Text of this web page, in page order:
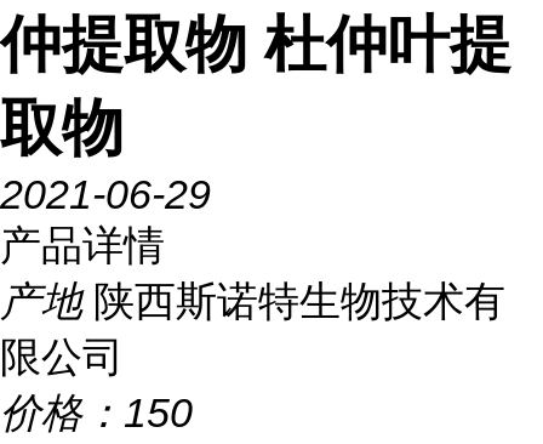
仲提取物 杜仲叶提
取物
2021-06-29
产品详情
产地 陕西斯诺特生物技术有
限公司
价格： 150